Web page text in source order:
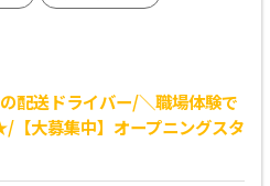
配送ドライバー/＼職場体験で
【大募集中】オープニングスタ